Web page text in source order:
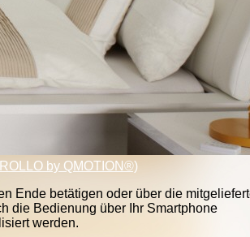
by QMOTION®)
Ende betätigen oder über die
die Bedienung über Ihr Smartphone
werden.